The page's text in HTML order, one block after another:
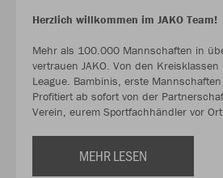
Herzlich willkommen im JAKO Team!
Mehr als 100.000 Mannschaften in
vertrauen JAKO. Von den
League. Bambinis, erste
Profitiert ab sofort von der
Verein, eurem Sportfachhändler vor
MEHR LESEN